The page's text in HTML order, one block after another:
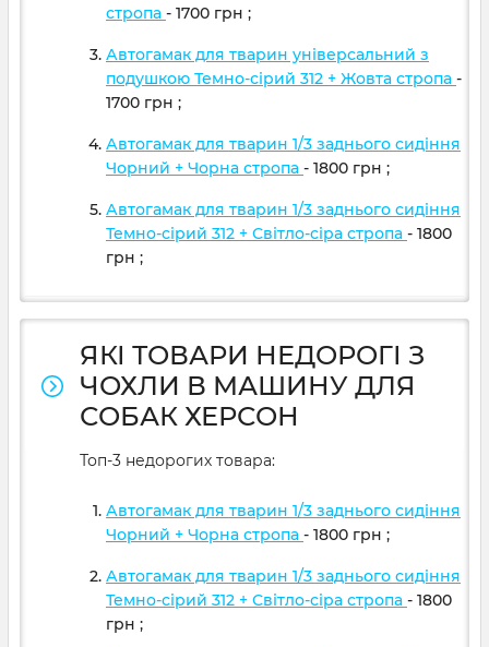
стропа - 1700 грн ;
Автогамак для тварин універсальний з
подушкою Темно-сірий 312 + Жовта стропа -
1700 грн ;
Автогамак для тварин 1/3 заднього сидіння
Чорний + Чорна стропа - 1800 грн ;
Автогамак для тварин 1/3 заднього сидіння
Темно-сірий 312 + Світло-сіра стропа - 1800
грн ;
ЯКІ ТОВАРИ НЕДОРОГІ З
ЧОХЛИ В МАШИНУ ДЛЯ
СОБАК ХЕРСОН
Топ-3 недорогих товара:
Автогамак для тварин 1/3 заднього сидіння
Чорний + Чорна стропа - 1800 грн ;
Автогамак для тварин 1/3 заднього сидіння
Темно-сірий 312 + Світло-сіра стропа - 1800
грн ;